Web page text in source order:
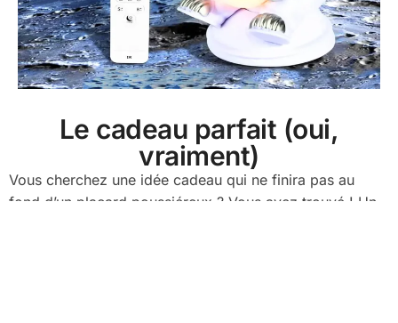
Le cadeau parfait (oui,
vraiment)
Vous cherchez une idée cadeau qui ne finira pas au
fond d’un placard poussiéreux ? Vous avez trouvé ! Un